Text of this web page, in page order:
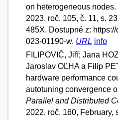
on heterogeneous nodes.
2023, roč. 105, č. 11, s.
485X. Dostupné z:
023-01190-w. URL info
FILIPOVIČ, Jiří; Jana
Jaroslav OĽHA a Filip
hardware performance
autotuning convergence
Parallel and Distributed
2022, roč. 160, February,